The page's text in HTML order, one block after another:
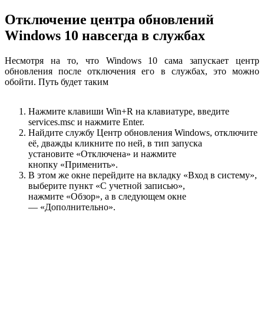
Отключение центра обновлений
Windows 10 навсегда в службах
Несмотря на то, что Windows 10 сама запускает центр
обновления после отключения его в службах, это можно
обойти. Путь будет таким
Нажмите клавиши Win+R на клавиатуре, введите
services.msc и нажмите Enter.
Найдите службу Центр обновления Windows, отключите
её, дважды кликните по ней, в тип запуска
установите «Отключена» и нажмите
кнопку «Применить».
В этом же окне перейдите на вкладку «Вход в систему»,
выберите пункт «С учетной записью»,
нажмите «Обзор», а в следующем окне
— «Дополнительно».